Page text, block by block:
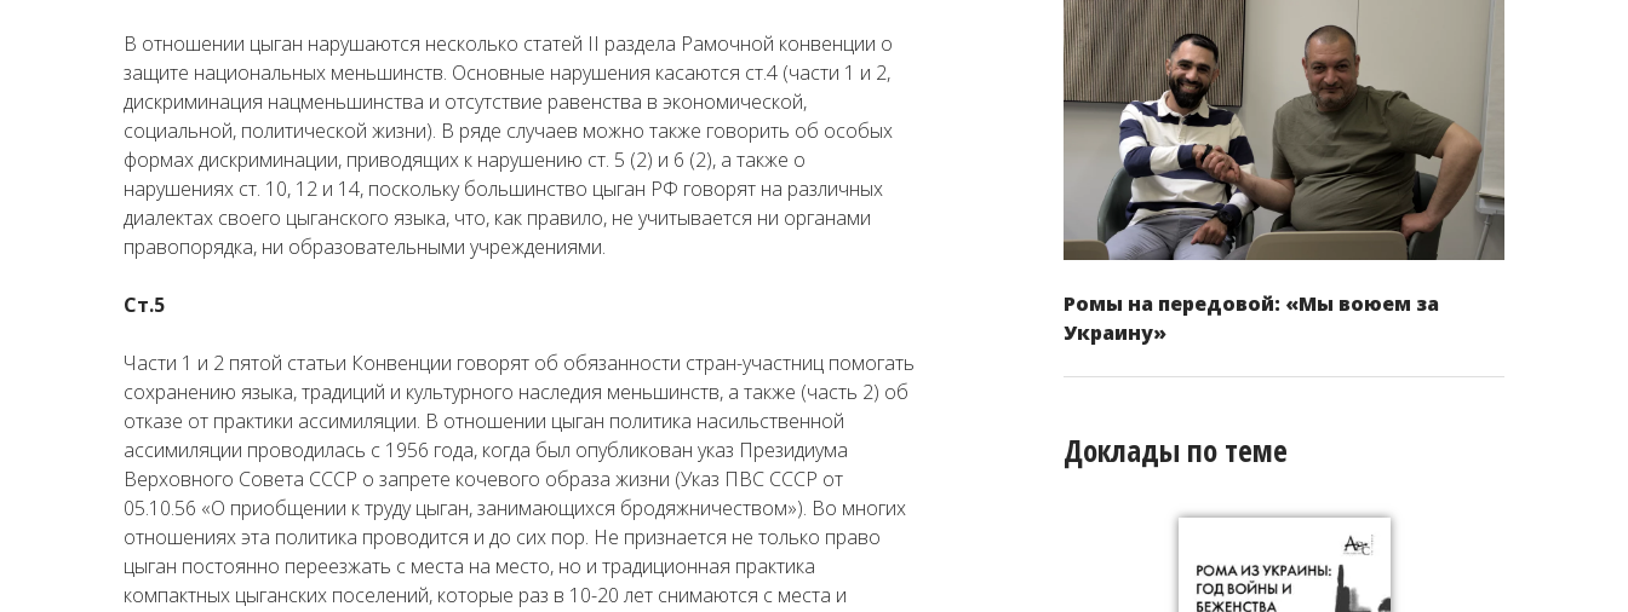
В отношении цыган нарушаются несколько статей II раздела Рамочной конвенции о
защите национальных меньшинств. Основные нарушения касаются ст.4 (части 1 и 2,
дискриминация нацменьшинства и отсутствие равенства в экономической,
социальной, политической жизни). В ряде случаев можно также говорить об особых
формах дискриминации, приводящих к нарушению ст. 5 (2) и 6 (2), а также о
нарушениях ст. 10, 12 и 14, поскольку большинство цыган РФ говорят на различных
диалектах своего цыганского языка, что, как правило, не учитывается ни органами
правопорядка, ни образовательными учреждениями.
Ст.5
Части 1 и 2 пятой статьи Конвенции говорят об обязанности стран-участниц помогать
сохранению языка, традиций и культурного наследия меньшинств, а также (часть 2) об
отказе от практики ассимиляции. В отношении цыган политика насильственной
ассимиляции проводилась с 1956 года, когда был опубликован указ Президиума
Верховного Совета СССР о запрете кочевого образа жизни (Указ ПВС СССР от
05.10.56 «О приобщении к труду цыган, занимающихся бродяжничеством»). Во многих
отношениях эта политика проводится и до сих пор. Не признается не только право
цыган постоянно переезжать с места на место, но и традиционная практика
компактных цыганских поселений, которые раз в 10-20 лет снимаются с места и
Ромы на передовой: «Мы воюем за
Украину»
Доклады по теме